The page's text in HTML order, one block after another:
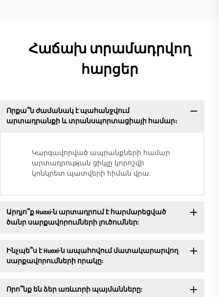
Հաճախ տրամադրվող
հարցեր
Որքա՞ն ժամանակ է պահանջվում
արտադրանքի և տրանսպորտացիայի համար։
Կարգավորված ապրանքների համար
արտադրության ցիկլը կորոշվի
կոնկրետ պատվերի հիման վրա:
Արդյո՞ք Huaxi-ն արտադրում է հարմարեցված
ծանր սարքավորումների լուծումներ:
Ինչպե՞ս է Huaxi-ն ապահովում մատակարարվող
սարքավորումների որակը:
Որո՞նք են ձեր առևտրի պայմանները: